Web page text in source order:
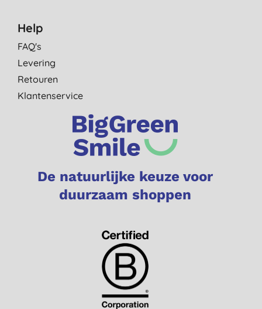
Help
FAQ's
Levering
Retouren
Klantenservice
De natuurlijke keuze voor
duurzaam shoppen